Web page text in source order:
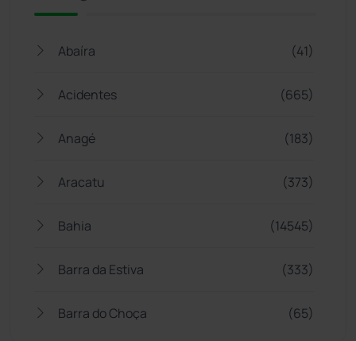
Abaíra (41)
Acidentes (665)
Anagé (183)
Aracatu (373)
Bahia (14545)
Barra da Estiva (333)
Barra do Choça (65)